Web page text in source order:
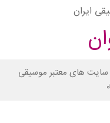
ایران
های معتبر موسیقی